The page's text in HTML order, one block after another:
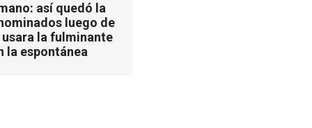
así quedó la
luego de
la fulminante
la espontánea